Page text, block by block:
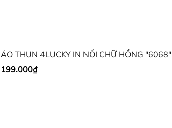
ÁO THUN 4LUCKY IN NỔI CHỮ HỒNG "6068"
199.000₫